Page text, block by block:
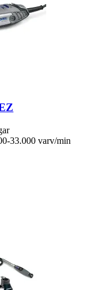
33.000 varv/min